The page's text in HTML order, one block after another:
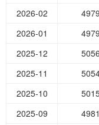
2026-02
4979
2026-01
4979
2025-12
5056
2025-11
2025-10
2025-09
4981